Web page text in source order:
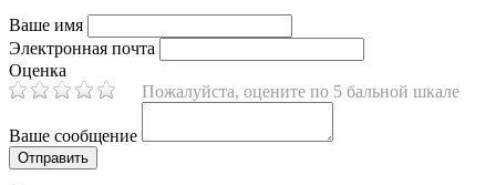
Ваше имя
Электронная почта
Оценка
Пожалуйста, оцените по 5 бальной шкале
Ваше сообщение